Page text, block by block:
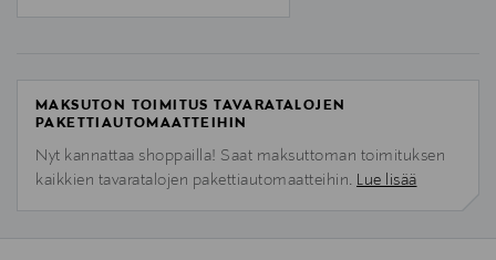
MAKSUTON TOIMITUS TAVARATALOJEN
PAKETTIAUTOMAATTEIHIN
Nyt kannattaa shoppailla! Saat maksuttoman toimituksen
kaikkien tavaratalojen pakettiautomaatteihin. Lue lisää